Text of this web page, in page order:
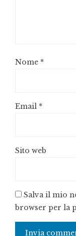
Nome *
Email *
Sito web
Salva il mio
browser per la